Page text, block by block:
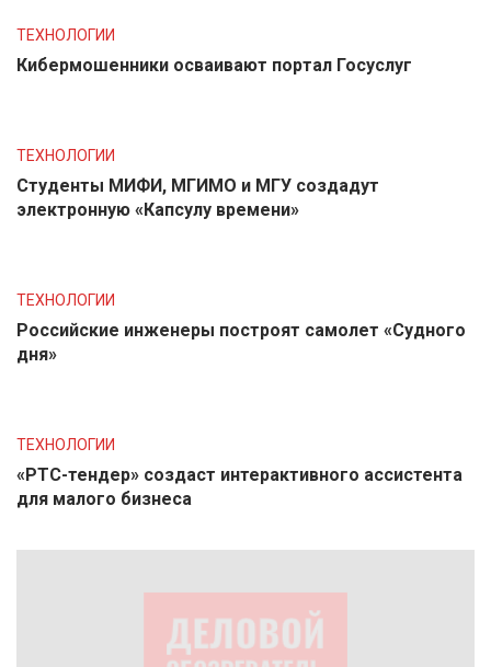
ТЕХНОЛОГИИ
Кибермошенники осваивают портал Госуслуг
ТЕХНОЛОГИИ
Студенты МИФИ, МГИМО и МГУ создадут
электронную «Капсулу времени»
ТЕХНОЛОГИИ
Российские инженеры построят самолет «Судного
дня»
ТЕХНОЛОГИИ
«РТС-тендер» создаст интерактивного ассистента
для малого бизнеса